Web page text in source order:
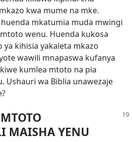
kwa mume na mke.
mkatumia muda mwingi
wenu. Huenda kukosa
kihisia yakaleta mkazo
wawili mnapaswa kufanya
kumlea mtoto na pia
Ushauri wa Biblia unawezaje
MAISHA YENU